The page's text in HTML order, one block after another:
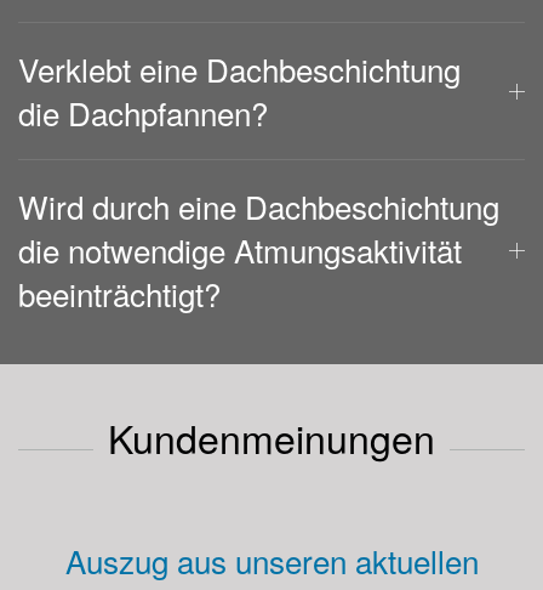
Verklebt eine Dachbeschichtung
die Dachpfannen?
Wird durch eine Dachbeschichtung
die notwendige Atmungsaktivität
beeinträchtigt?
Kundenmeinungen
Auszug aus unseren aktuellen